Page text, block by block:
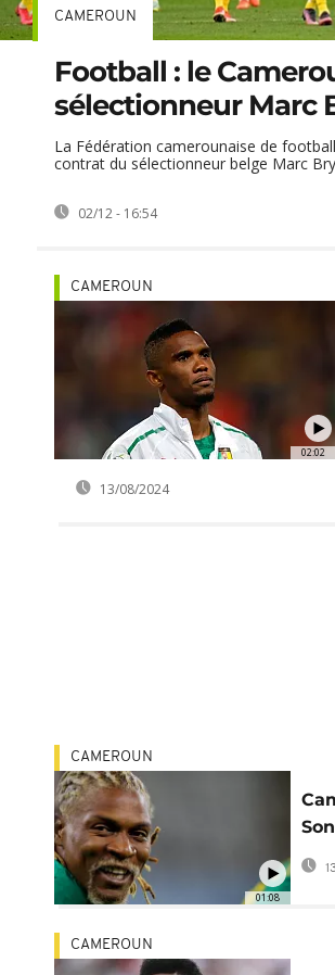
CAMEROUN
Football : le
sélectionneur Marc
La Fédération camerounaise de
contrat du sélectionneur belge Marc
02/12 - 16:54
02:02
CAMEROUN
13/08/2024
01:08
CAMEROUN
CAMEROUN